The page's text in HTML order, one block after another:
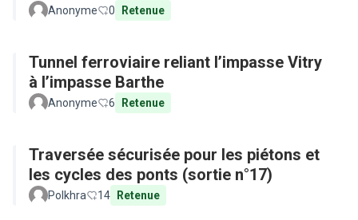
Anonyme 0 Retenue
Tunnel ferroviaire reliant l’impasse Vitry
à l’impasse Barthe
Anonyme 6 Retenue
Traversée sécurisée pour les piétons et
les cycles des ponts (sortie n°17)
Polkhra 14 Retenue